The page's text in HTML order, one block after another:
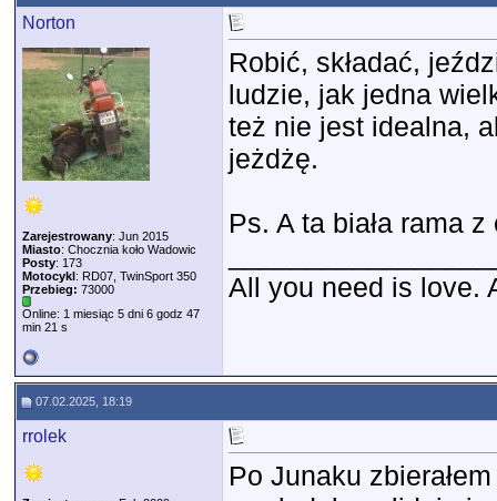
Norton
Zarejestrowany: Jun 2015
Miasto: Chocznia koło Wadowic
Posty: 173
Motocykl: RD07, TwinSport 350
Przebieg: 73000
Online: 1 miesiąc 5 dni 6 godz 47
min 21 s
Robić, składać,
ludzie, jak jedna
też nie jest idealna,
jeżdżę.
Ps. A ta biała rama
All you need is love.
07.02.2025, 18:19
rrolek
Po Junaku